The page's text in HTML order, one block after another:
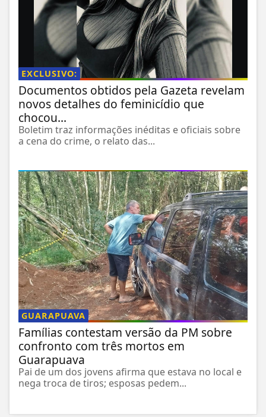
EXCLUSIVO:
Documentos obtidos pela Gazeta revelam
novos detalhes do feminicídio que
chocou...
Boletim traz informações inéditas e oficiais sobre
a cena do crime, o relato das...
GUARAPUAVA
Famílias contestam versão da PM sobre
confronto com três mortos em
Guarapuava
Pai de um dos jovens afirma que estava no local e
nega troca de tiros; esposas pedem...